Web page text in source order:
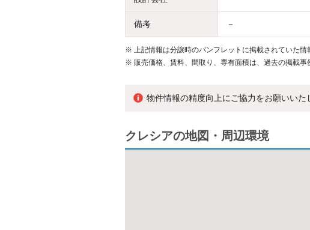
備考 －
※
上記情報は分譲時のパンフレットに掲載されていた情
※ 販売価格、賃料、間取り、専有面積は、過去の掲載事
物件情報の精度向上にご協力をお願いい
クレシアの地図・周辺環境